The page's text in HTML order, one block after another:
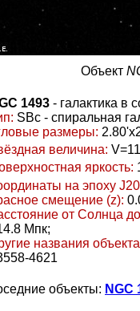
Объект
1493 - галактика в
SBc - спиральная
размеры:
величина:
яркость:
на эпоху
смещение (z):
от Солнца
Мпк;
названия
4621
объекты: NGC